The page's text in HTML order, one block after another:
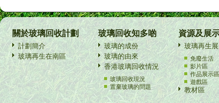
關於玻璃回收計劃
計劃簡介
玻璃再生在南區
玻璃回收知多啲
玻璃的成份
玻璃的由來
香港玻璃回收情況
玻璃回收現況
置棄玻璃的問題
資源及展
玻璃再生
免廢生活
影片區
作品展示區
遊戲區
教材區